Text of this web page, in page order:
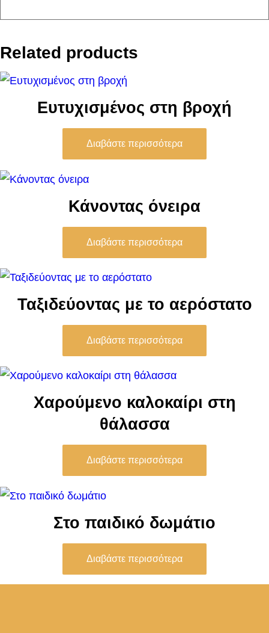
Related products
Ευτυχισμένος στη βροχή
Διαβάστε περισσότερα
Κάνοντας όνειρα
Διαβάστε περισσότερα
Ταξιδεύοντας με το αερόστατο
Διαβάστε περισσότερα
Χαρούμενο καλοκαίρι στη
θάλασσα
Διαβάστε περισσότερα
Στο παιδικό δωμάτιο
Διαβάστε περισσότερα